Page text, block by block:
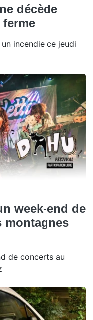
décède
incendie ce jeudi
week-end de
montagnes
de concerts au